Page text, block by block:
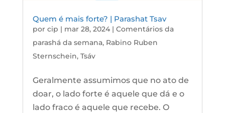
Quem é mais forte? | Parashat Tsav
por cip | mar 28, 2024| Comentários da
parashá da semana, Rabino Ruben
Sternschein, Tsáv
Geralmente assumimos que no ato de
doar, o lado forte é aquele que dá e o
lado fraco é aquele que recebe. O